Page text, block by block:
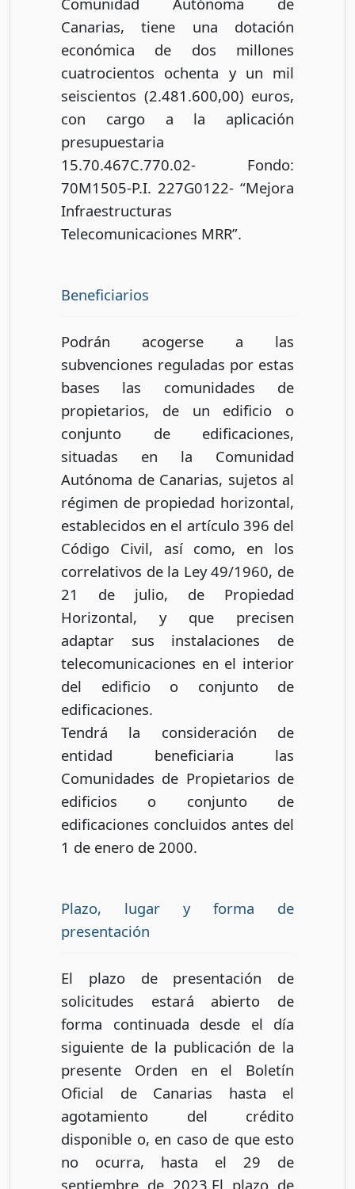
Canarias, tiene una dotación
económica de dos millones
cuatrocientos ochenta y un mil
seiscientos (2.481.600,00) euros,
con cargo a la aplicación
presupuestaria
15.70.467C.770.02- Fondo:
70M1505-P.I. 227G0122- “Mejora
Infraestructuras
Telecomunicaciones MRR”.
Beneficiarios
Podrán acogerse a las
subvenciones reguladas por estas
bases las comunidades de
propietarios, de un edificio o
conjunto de edificaciones,
situadas en la Comunidad
Autónoma de Canarias, sujetos al
régimen de propiedad horizontal,
establecidos en el artículo 396 del
Código Civil, así como, en los
correlativos de la Ley 49/1960, de
21 de julio, de Propiedad
Horizontal, y que precisen
adaptar sus instalaciones de
telecomunicaciones en el interior
del edificio o conjunto de
edificaciones.
Tendrá la consideración de
entidad beneficiaria las
Comunidades de Propietarios de
edificios o conjunto de
edificaciones concluidos antes del
1 de enero de 2000.
Plazo, lugar y forma de
presentación
El plazo de presentación de
solicitudes estará abierto de
forma continuada desde el día
siguiente de la publicación de la
presente Orden en el Boletín
Oficial de Canarias hasta el
agotamiento del crédito
disponible o, en caso de que esto
no ocurra, hasta el 29 de
septiembre de 2023.El plazo de